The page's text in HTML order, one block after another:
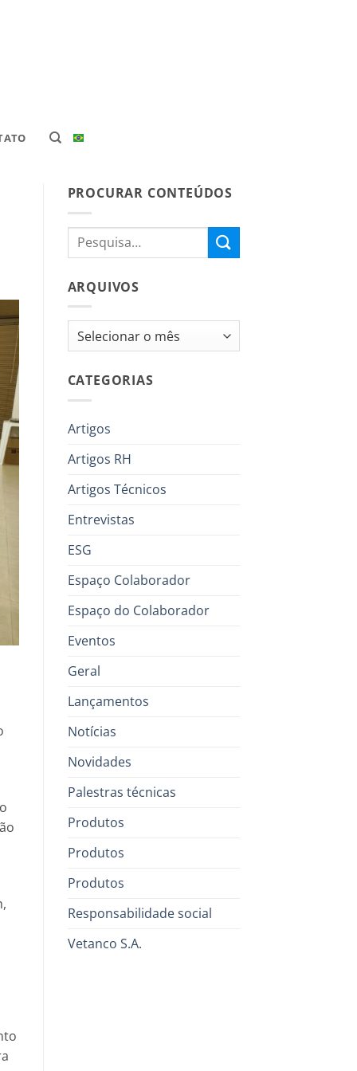
PROCURAR CONTEÚDOS
ARQUIVOS
Arquivos
CATEGORIAS
Artigos
Artigos RH
Artigos Técnicos
Entrevistas
ESG
Espaço Colaborador
Espaço do Colaborador
Eventos
Geral
Lançamentos
Notícias
Novidades
Palestras técnicas
Produtos
Produtos
Produtos
Responsabilidade social
Vetanco S.A.